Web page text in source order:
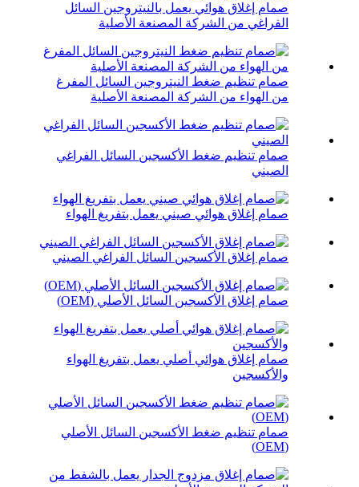
صمام إغلاق هوائي يعمل بالنيتروجين السائل
الفراغي من الشركة المصنعة الأصلية
صمام تنظيم ضغط النيتروجين السائل المفرغ
من الهواء من الشركة المصنعة الأصلية
صمام تنظيم ضغط الأكسجين السائل الفراغي
الصيني
صمام إغلاق هوائي صيني يعمل بتفريغ الهواء
صمام إغلاق الأكسجين السائل الفراغي الصيني
صمام إغلاق الأكسجين السائل الأصلي (OEM)
صمام إغلاق هوائي أصلي يعمل بتفريغ الهواء
والأكسجين
صمام تنظيم ضغط الأكسجين السائل الأصلي
(OEM)